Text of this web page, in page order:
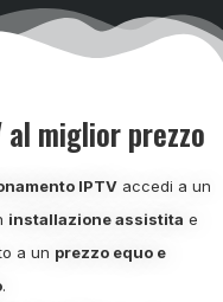
al miglior prezzo
IPTVaccedi a un
installazione assistita e
a un prezzo equo e
.